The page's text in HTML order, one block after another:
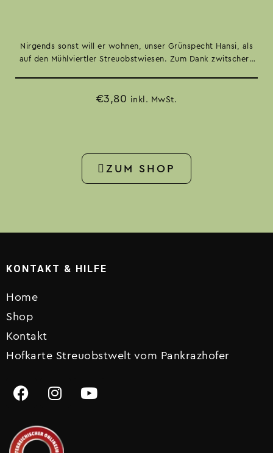
Nirgends sonst will er wohnen, unser Grünspecht Hansi, als
auf den Mühlviertler Streuobstwiesen. Zum Dank zwitschern
€3,80 inkl. MwSt.
ZUM SHOP
KONTAKT & HILFE
Home
Shop
Kontakt
Hofkarte Streuobstwelt vom Pankrazhofer